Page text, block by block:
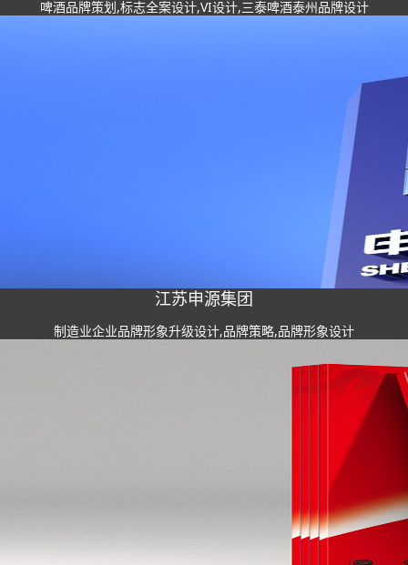
啤酒品牌策划,标志全案设计,VI设计,三泰啤酒泰州品牌设计
江苏申源集团
制造业企业品牌形象升级设计,品牌策略,品牌形象设计